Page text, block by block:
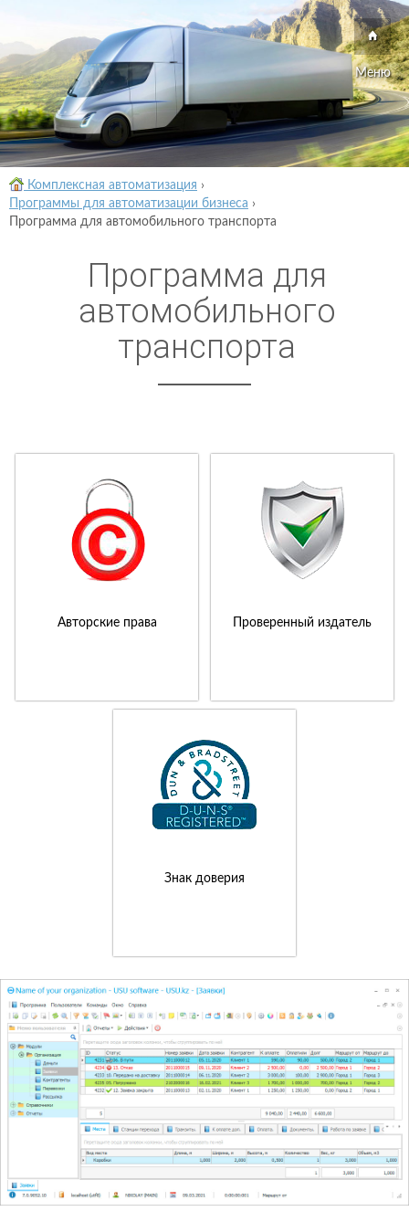
Меню
Комплексная автоматизация ›
Программы для автоматизации бизнеса ›
Программа для автомобильного транспорта
Программа для
автомобильного
транспорта
Авторские права Проверенный издатель
Знак доверия